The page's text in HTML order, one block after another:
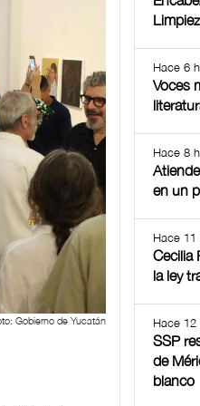
Gobierno de Yucatán
Hace 6
Voces
Hace 8
en un
Hace 11
Cecilia
la ley
Hace 12
SSP
de
blanco